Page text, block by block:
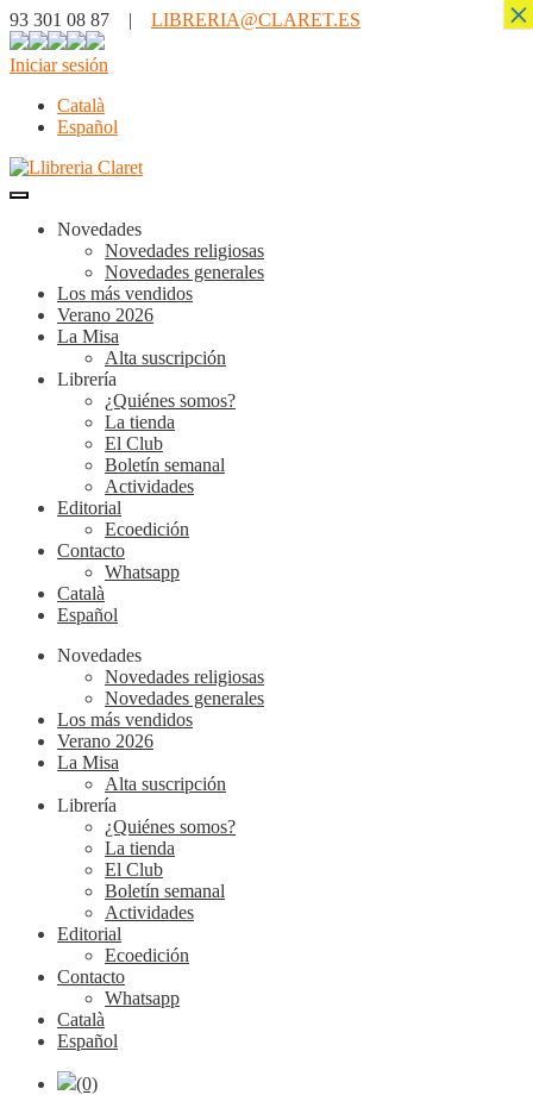
93 301 08 87 | LIBRERIA@CLARET.ES
Iniciar sesión
Català
Español
Novedades
Novedades religiosas
Novedades generales
Los más vendidos
Verano 2026
La Misa
Alta suscripción
Librería
¿Quiénes somos?
La tienda
El Club
Boletín semanal
Actividades
Editorial
Ecoedición
Contacto
Whatsapp
Català
Español
Novedades
Novedades religiosas
Novedades generales
Los más vendidos
Verano 2026
La Misa
Alta suscripción
Librería
¿Quiénes somos?
La tienda
El Club
Boletín semanal
Actividades
Editorial
Ecoedición
Contacto
Whatsapp
Català
Español
(0)
×